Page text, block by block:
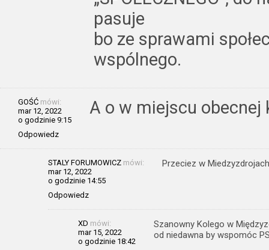
pasuje
bo ze sprawami
wspólnego.
GOŚĆ mówi:
mar 12, 2022
o godzinie 9:15
Odpowiedz
A o w miejscu obecnej
STALY FORUMOWICZ mówi:
mar 12, 2022
o godzinie 14:55
Odpowiedz
Przeciez w
XD mówi:
mar 15, 2022
o godzinie 18:42
Szanowny Kolego w
od niedawna by wspomóc